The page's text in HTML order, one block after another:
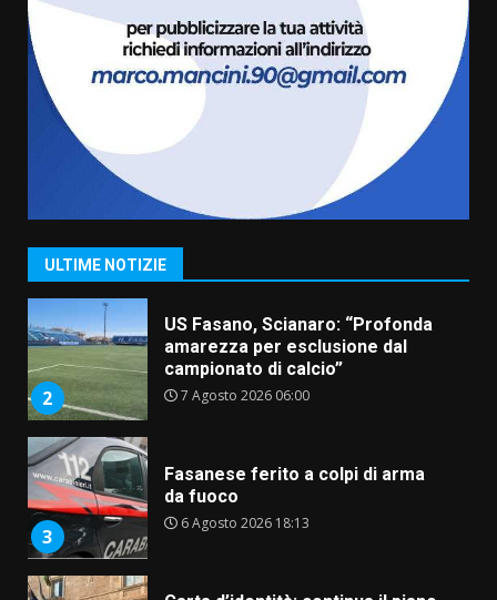
ULTIME NOTIZIE
La magia del Minareto e la prima
assoluta de “L’Albergo
Belvedere. Il rapimento”
6 Agosto 2026 06:15
1
“I Contestatori: Musica di
Rivoluzione”: nuovo
appuntamento con “Fasano in
2
US Fasano, Scianaro: “Profonda
amarezza per esclusione dal
campionato di calcio”
7 Agosto 2026 06:00
3
Fasanese ferito a colpi di arma
da fuoco
6 Agosto 2026 18:13